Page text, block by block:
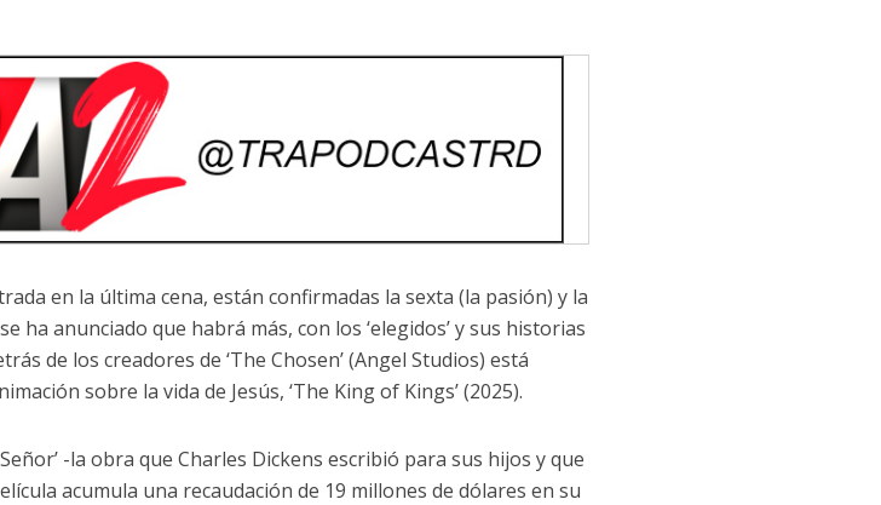
en la última cena, están confirmadas la sexta (la pasión) y la
ha anunciado que habrá más, con los ‘elegidos’ y sus historias
de los creadores de ‘The Chosen’ (Angel Studios) está
sobre la vida de Jesús, ‘The King of Kings’ (2025).
-la obra que Charles Dickens escribió para sus hijos y que
acumula una recaudación de 19 millones de dólares en su